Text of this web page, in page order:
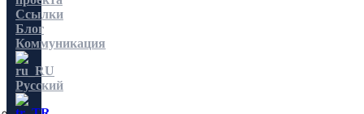
Ссылки
Блог
Коммуникация
Русский